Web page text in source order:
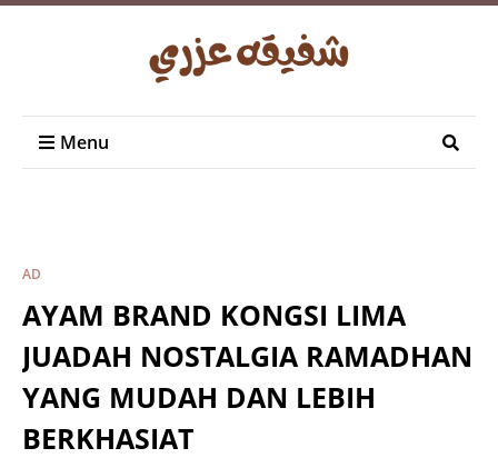
Menu
AD
AYAM BRAND KONGSI LIMA
JUADAH NOSTALGIA RAMADHAN
YANG MUDAH DAN LEBIH
BERKHASIAT